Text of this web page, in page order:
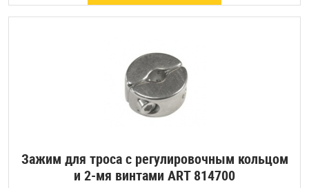
Зажим для троса с регулировочным кольцом
и 2-мя винтами ART 814700